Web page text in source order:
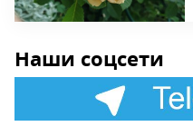
Наши соцсети